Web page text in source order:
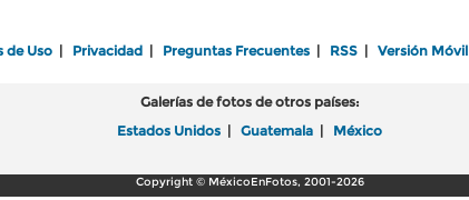
de Uso Privacidad Preguntas Frecuentes RSS Versión Móvil
Galerías de fotos de otros países:
Estados Unidos
Guatemala México
Copyright © MéxicoEnFotos, 2001-2026